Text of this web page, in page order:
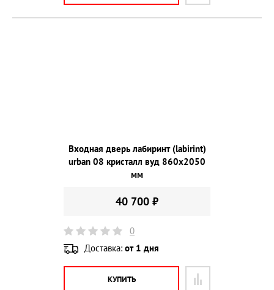
Входная дверь лабиринт (labirint)
urban 08 кристалл вуд 860х2050
мм
40 700 ₽
0
Доставка: от 1 дня
КУПИТЬ